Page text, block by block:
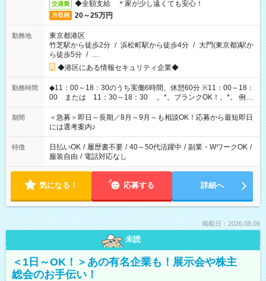
交通費 ◆全額支給 ＊家が少し遠くても安心！
月収例 20～25万円
勤務地
東京都港区
竹芝駅から徒歩2分 / 浜松町駅から徒歩4分 / 大門(東京都)駅か
ら徒歩5分 / …
◆港区にある情報セキュリティ企業◆
勤務時間
◆11：00～18：30のうち実働6時間、休憩60分 ※11：00～18：
00 または 11：30～18：30 。*。ブランクOK！。*。 例え
ば前職が、 在宅/財団法人/事務/コールセンター/受付/販売/カフェ
スタッフ スイーツ販売/ホテルフロント/化粧品販売/など 様々な
業界から入社して活躍されています♪
期間
＜急募＞即日～長期／8月～9月～も相談OK！応募から最短即日
には選考案内♪
特徴 日払いOK / 履歴書不要 / 40～50代活躍中 / 副業・WワークOK /
服装自由 / 電話対応なし
気になる！ 応募する 詳細へ
掲載日：2026.08.06
未読
＜1日～OK！＞あの有名企業も！展示会や株主
総会のお手伝い！